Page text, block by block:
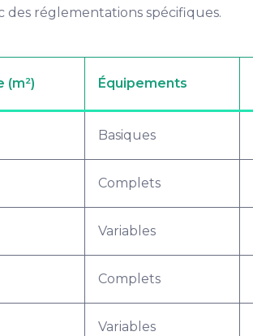
réglementations spécifiques.
(m²) Équipements
Basiques
Complets
Variables
Complets
Variables